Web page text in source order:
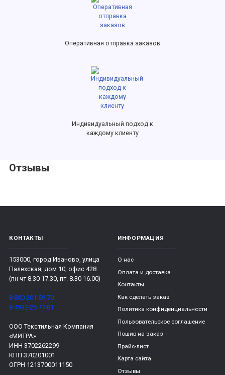
Оперативная отправка заказов
Индивидуальный подход к
каждому клиенту
Отзывы
КОНТАКТЫ
153000, город Иваново, улица
Палехская, дом 10, офис 428
(пн-чт 8.30-17.30, пт. 8.30-16.00)
8 800-201-59-70
8 4932-26-77-81
ООО Текстильная Компания
«МИТРА»
ИНН 3702262299
КПП 370201001
ОГРН 1213700011150
ИНФОРМАЦИЯ
О нас
Оплата и доставка
Контакты
Как сделать заказ
Политика конфиденциальности
Пользовательское соглашение
Пошив на заказ
Прайс-лист
Карта сайта
Отзывы